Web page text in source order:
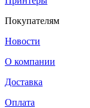
Покупателям
Новости
О компании
Доставка
Оплата